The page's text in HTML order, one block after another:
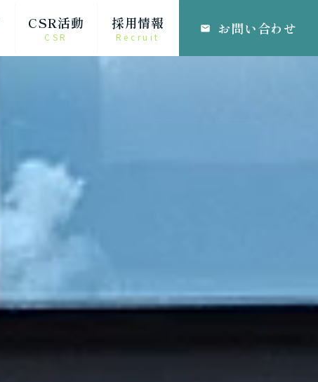
CSR活動
CSR
採用情報
Recruit
email お問い合わせ